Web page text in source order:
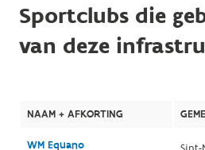
Sportclubs die
van deze
NAAM + AFKORTING
WM Equano